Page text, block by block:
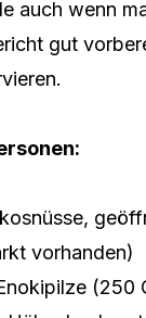
auch wenn
gut
vorhanden)
(250